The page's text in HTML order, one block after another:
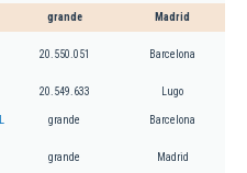
grande Madrid
20.550.051 Barcelona
20.549.633 Lugo
grande Barcelona
grande Madrid